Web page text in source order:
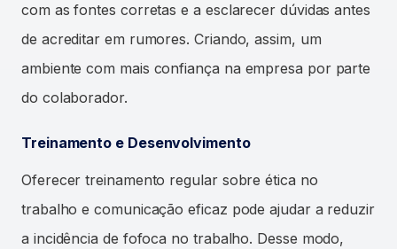
com as fontes corretas e a esclarecer dúvidas antes
de acreditar em rumores. Criando, assim, um
ambiente com mais confiança na empresa por parte
do colaborador.
Treinamento e Desenvolvimento
Oferecer treinamento regular sobre ética no
trabalho e comunicação eficaz pode ajudar a reduzir
a incidência de fofoca no trabalho. Desse modo,